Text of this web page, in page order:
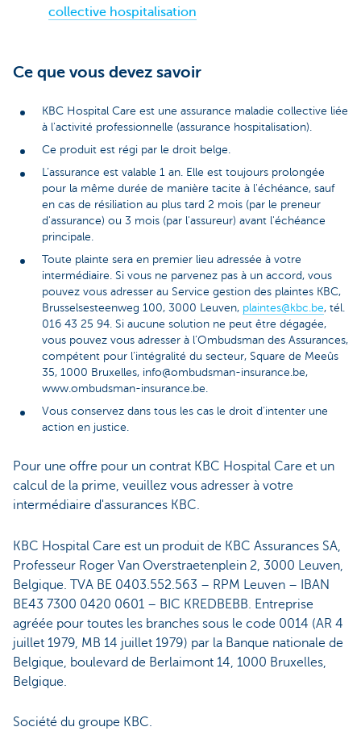
collective hospitalisation
Ce que vous devez savoir
KBC Hospital Care est une assurance maladie collective liée
à l'activité professionnelle (assurance hospitalisation).
Ce produit est régi par le droit belge.
L’assurance est valable 1 an. Elle est toujours prolongée
pour la même durée de manière tacite à l'échéance, sauf
en cas de résiliation au plus tard 2 mois (par le preneur
d'assurance) ou 3 mois (par l'assureur) avant l'échéance
principale.
Toute plainte sera en premier lieu adressée à votre
intermédiaire. Si vous ne parvenez pas à un accord, vous
pouvez vous adresser au Service gestion des plaintes KBC,
Brusselsesteenweg 100, 3000 Leuven, plaintes@kbc.be, tél.
016 43 25 94. Si aucune solution ne peut être dégagée,
vous pouvez vous adresser à l’Ombudsman des Assurances,
compétent pour l’intégralité du secteur, Square de Meeûs
35, 1000 Bruxelles, info@ombudsman-insurance.be,
www.ombudsman-insurance.be.
Vous conservez dans tous les cas le droit d’intenter une
action en justice.
Pour une offre pour un contrat KBC Hospital Care et un
calcul de la prime, veuillez vous adresser à votre
intermédiaire d'assurances KBC.
KBC Hospital Care est un produit de KBC Assurances SA,
Professeur Roger Van Overstraetenplein 2, 3000 Leuven,
Belgique. TVA BE 0403.552.563 – RPM Leuven – IBAN
BE43 7300 0420 0601 – BIC KREDBEBB. Entreprise
agréée pour toutes les branches sous le code 0014 (AR 4
juillet 1979, MB 14 juillet 1979) par la Banque nationale de
Belgique, boulevard de Berlaimont 14, 1000 Bruxelles,
Belgique.
Société du groupe KBC.